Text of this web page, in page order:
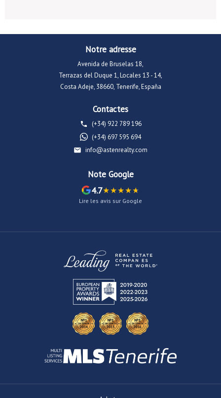
Notre adresse
Avenida de Bruselas 18,
Terrazas del Duque 1, Locales 13 - 14,
Costa Adeje, 38660, Tenerife, España
Contactes
(+34) 922 789 196
(+34) 697 595 694
info@astenrealty.com
Note Google
4.7
Lire les avis sur Google